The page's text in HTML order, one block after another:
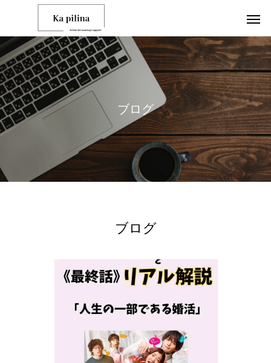
ブロ グ
ブログ